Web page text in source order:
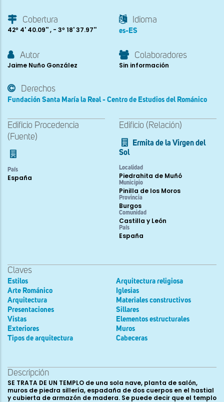
Cobertura
42º 4' 40.09'' , - 3º 18' 37.97''
Idioma
es-ES
Autor
Jaime Nuño González
Colaboradores
Sin información
Derechos
Fundación Santa María la Real - Centro de Estudios del Románico
Edificio Procedencia
(Fuente)
País
España
Edificio (Relación)
Ermita de la Virgen del
Sol
Localidad
Piedrahita de Muñó
Municipio
Pinilla de los Moros
Provincia
Burgos
Comunidad
Castilla y León
País
España
Claves
Estilos
Arte Románico
Arquitectura
Presentaciones
Vistas
Exteriores
Tipos de arquitectura
Arquitectura religiosa
Iglesias
Materiales constructivos
Sillares
Elementos estructurales
Muros
Cabeceras
Descripción
SE TRATA DE UN TEMPLO de una sola nave, planta de salón,
muros de piedra sillería, espadaña de dos cuerpos en el hastial
y cubierta de armazón de madera. Se puede decir que el templo